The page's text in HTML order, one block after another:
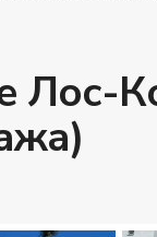
Лос-